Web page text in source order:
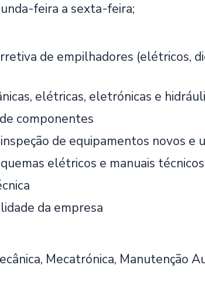
feira a sexta-feira;
de empilhadores (elétricos,
elétricas, eletrónicas e
componentes
de equipamentos novos e
elétricos e manuais técnicos
da empresa
Mecatrónica, Manutenção